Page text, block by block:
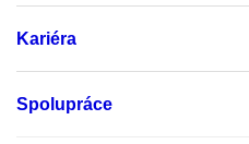
Kariéra
Spolupráce